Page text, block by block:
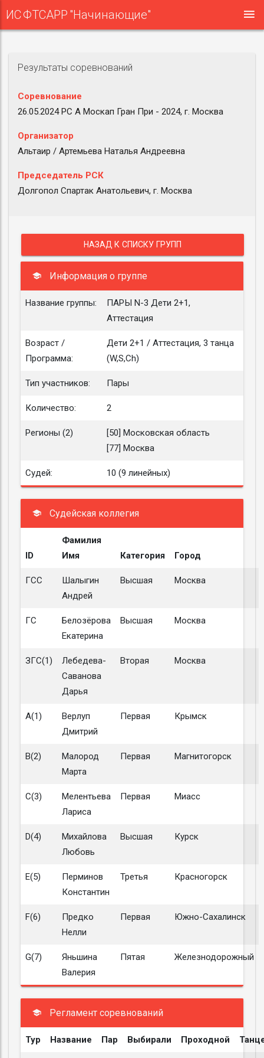
ИС ФТСАРР "Начинающие"
Результаты соревнований
Соревнование
26.05.2024 РС A Москап Гран При - 2024, г. Москва
Организатор
Альтаир / Артемьева Наталья Андреевна
Председатель РСК
Долгопол Спартак Анатольевич, г. Москва
НАЗАД К СПИСКУ ГРУПП
Информация о группе
Название группы:
ПАРЫ N-3 Дети 2+1,
Аттестация
Возраст /
Программа:
Дети 2+1 / Аттестация, 3 танца
(W,S,Ch)
Тип участников: Пары
Количество: 2
Регионы (2)
[50] Московская область
[77] Москва
Судей: 10 (9 линейных)
Судейская коллегия
ID
Фамилия
Имя
Категория Город
ГСС
Шалыгин
Андрей
Высшая Москва
ГС
Белозёрова
Екатерина
Высшая Москва
ЗГС(1)
Лебедева-
Саванова
Дарья
Вторая Москва
A(1)
Верлуп
Дмитрий
Первая Крымск
B(2)
Малород
Марта
Первая Магнитогорск
C(3)
Мелентьева
Лариса
Первая Миасс
D(4)
Михайлова
Любовь
Высшая Курск
E(5)
Перминов
Константин
Третья Красногорск
F(6)
Предко
Нелли
Первая Южно-Сахалинск
G(7)
Яньшина
Валерия
Пятая Железнодорожный
Регламент соревнований
Тур Название Пар Выбирали Проходной